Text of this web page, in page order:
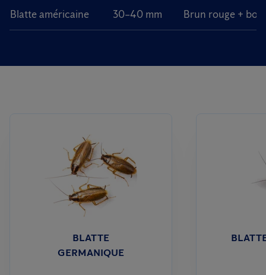
Blatte américaine 30–40 mm Brun rouge +
BLATTE
GERMANIQUE